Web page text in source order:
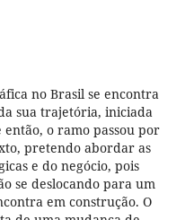
no Brasil se encontra
sua trajetória, iniciada
então, o ramo passou por
pretendo abordar as
e do negócio, pois
se deslocando para um
em construção. O